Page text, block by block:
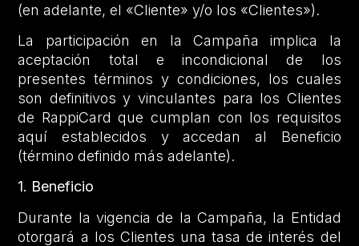
(en adelante, el «Cliente» y/o los «Clientes»).
La participación en la Campaña implica la
aceptación total e incondicional de los
presentes términos y condiciones, los cuales
son definitivos y vinculantes para los Clientes
de RappiCard que cumplan con los requisitos
aquí establecidos y accedan al Beneficio
(término definido más adelante).
1. Beneficio
Durante la vigencia de la Campaña, la Entidad
otorgará a los Clientes una tasa de interés del